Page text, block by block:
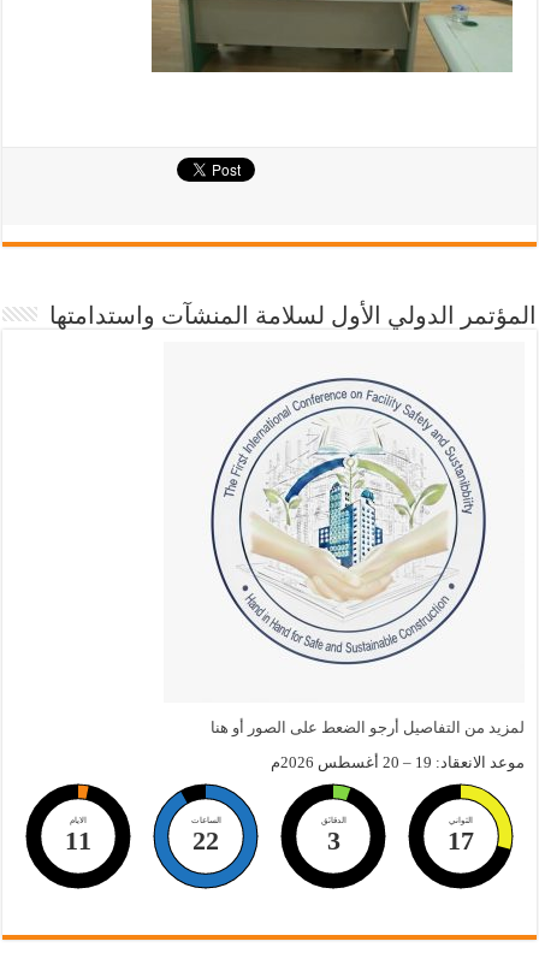
المؤتمر الدولي الأول لسلامة المنشآت واستدامتها
لمزيد من التفاصيل أرجو الضعط على الصور أو هنا
موعد الانعقاد: 19 – 20 أغسطس 2026م
الايام
11
الساعات
22
الدقائق
3
الثواني
16